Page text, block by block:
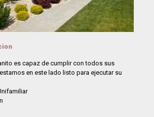
es capaz de cumplir con todos sus
en este lado listo para ejecutar su